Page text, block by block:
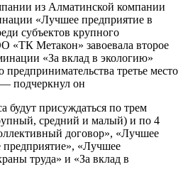
из Алматинской компании
«Лучшее предприятие в
субъектов крупного
«ТК Метакон» завоевала второе
«За вклад в экологию»
предпринимательства третье место
подчеркнул он
будут присуждаться по трем
средний и малый) и по 4
договор», «Лучшее
предприятие», «Лучшее
труда» и «За вклад в